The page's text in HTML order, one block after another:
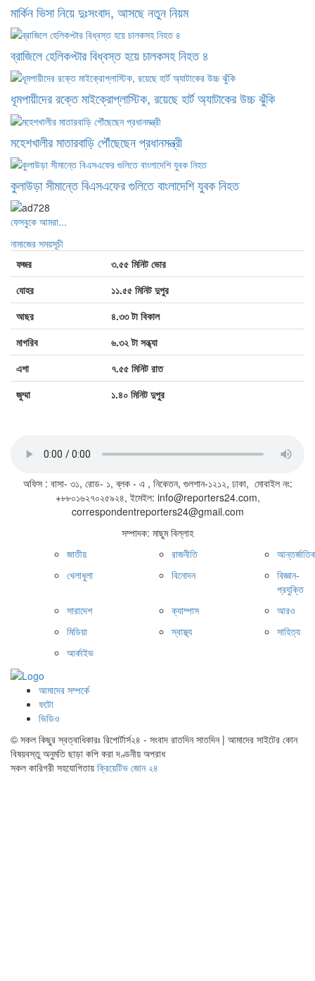
মার্কিন ভিসা নিয়ে দুঃসংবাদ, আসছে নতুন নিয়ম
ব্রাজিলে হেলিকপ্টার বিধ্বস্ত হয়ে চালকসহ নিহত ৪
ধূমপায়ীদের রক্তে মাইক্রোপ্লাস্টিক, রয়েছে হার্ট অ্যাটাকের উচ্চ ঝুঁকি
মহেশখালীর মাতারবাড়ি পৌঁছেছেন প্রধানমন্ত্রী
কুলাউড়া সীমান্তে বিএসএফের গুলিতে বাংলাদেশি যুবক নিহত
ফেসবুকে আমরা...
নামাজের সময়সূচী
ফজর
৩.৫৫ মিনিট ভোর
যোহর
১১.৫৫ মিনিট দুপুর
আছর
৪.৩৩ টা বিকাল
মাগরিব
৬.৩২ টা সন্ধ্যা
এশা
৭.৫৫ মিনিট রাত
জুম্মা
১.৪০ মিনিট দুপুর
অফিস : বাসা- ৩১, রোড- ১, ব্লক - এ , নিকেতন, গুলশান-১২১২, ঢাকা, মোবাইল নং:
+৮৮০১৬২৭০২৫৯২৪, ইমেইল: info@reporters24.com,
correspondentreporters24@gmail.com
সম্পাদক: মাছুম বিল্লাহ
জাতীয়
রাজনীতি
খেলাধুলা
বিনোদন
বিজ্ঞান-
প্রযুক্তি
সারাদেশ
ক্যাম্পাস
আরও
মিডিয়া
স্বাস্থ্য
সাহিত্য
আর্কাইভ
আমাদের সম্পর্কে
ফটো
ভিডিও
© সকল কিছুর স্বত্বাধিকারঃ রিপোর্টার্স২৪ - সংবাদ রাতদিন সাতদিন | আমাদের সাইটের কোন
বিষয়বস্তু অনুমতি ছাড়া কপি করা দণ্ডনীয় অপরাধ
সকল কারিগরী সহযোগিতায় ক্রিয়েটিভ জোন ২৪